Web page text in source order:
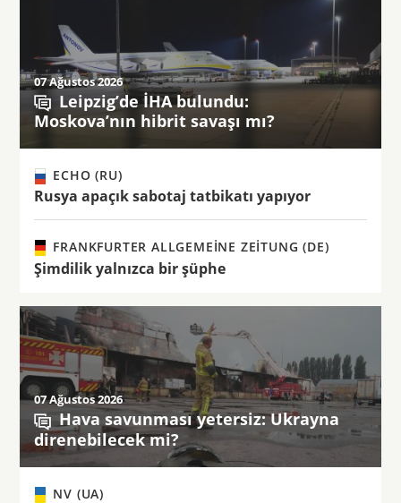
07 Ağustos 2026
Leipzig’de İHA bulundu:
Moskova’nın hibrit savaşı mı?
ECHO (RU)
Rusya apaçık sabotaj tatbikatı yapıyor
FRANKFURTER ALLGEMEINE ZEITUNG (DE)
Şimdilik yalnızca bir şüphe
07 Ağustos 2026
Hava savunması yetersiz: Ukrayna
direnebilecek mi?
NV (UA)